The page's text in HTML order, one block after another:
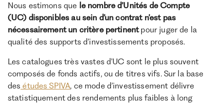
Nous estimons que le nombre d’Unités de Compte
(UC) disponibles au sein d’un contrat n’est pas
nécessairement un critère pertinentpour juger de la
qualité des supports d’investissements proposés.
Les catalogues très vastes d’UC sont le plus souvent
composés de fonds actifs, ou de titres vifs. Sur la base
des études SPIVA, ce mode d’investissement délivre
statistiquement des rendements plus faibles à long